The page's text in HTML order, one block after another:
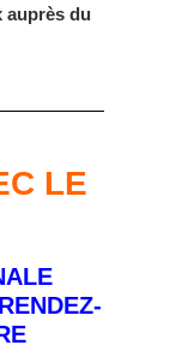
auprès du
LE